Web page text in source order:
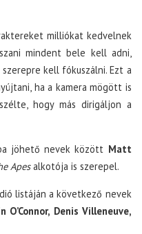
milliókat kedvelnek
mindent bele kell adni,
kell fókuszálni. Ezt a
ha a kamera mögött is
hogy más dirigáljon a
jöhető nevek között Matt
Apesalkotója is szerepel.
listáján a következő nevek
O’Connor, Denis Villeneuve,